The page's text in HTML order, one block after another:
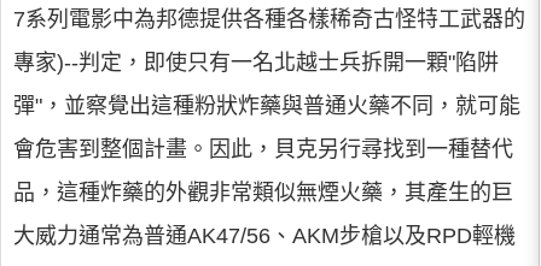
7系列電影中為邦德提供各種各樣稀奇古怪特工武器的
專家)--判定，即使只有一名北越士兵拆開一顆"陷阱
彈"，並察覺出這種粉狀炸藥與普通火藥不同，就可能
會危害到整個計畫。因此，貝克另行尋找到一種替代
品，這種炸藥的外觀非常類似無煙火藥，其產生的巨
大威力通常為普通AK47/56、AKM步槍以及RPD輕機